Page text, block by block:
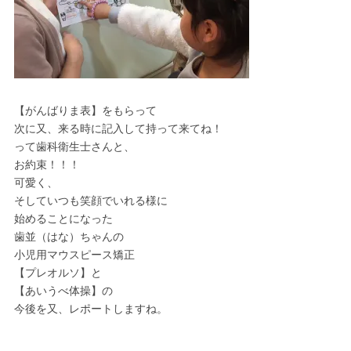
【がんばりま表】をもらって
次に又、来る時に記入して持って来てね！
って歯科衛生士さんと、
お約束！！！
可愛く、
そしていつも笑顔でいれる様に
始めることになった
歯並（はな）ちゃんの
小児用マウスピース矯正
【プレオルソ】と
【あいうべ体操】の
今後を又、レポートしますね。